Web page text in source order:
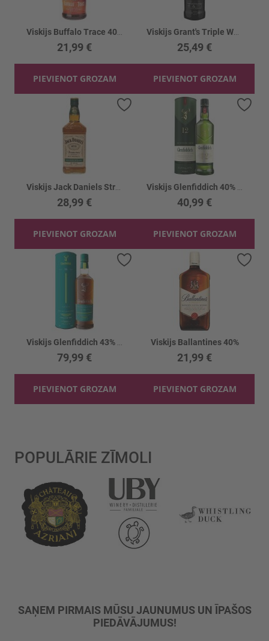
21,99 €
PIEVIENOT GROZAM
25,49 €
PIEVIENOT GROZAM
28,99 €
PIEVIENOT GROZAM
Pievienot vēlmju sarakstam
40,99 €
PIEVIENOT GROZAM
79,99 €
PIEVIENOT GROZAM
Viskijs Ballantines 40%
21,99 €
PIEVIENOT GROZAM
POPULĀRIE ZĪMOLI
SAŅEM PIRMAIS MŪSU JAUNUMUS UN ĪPAŠOS
PIEDĀVĀJUMUS!